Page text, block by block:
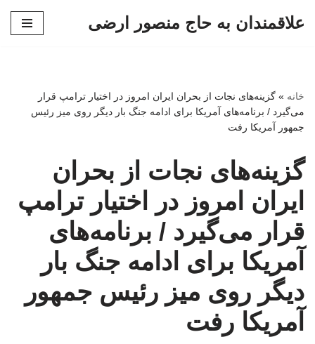
علاقمندان به حاج منصور ارضی
خانه » گزینه‌های نجات از بحران ایران امروز در اختیار ترامپ قرار
می‌گیرد / برنامه‌های آمریکا برای ادامه جنگ بار دیگر روی میز رئیس
جمهور آمریکا رفت
گزینه‌های نجات از بحران
ایران امروز در اختیار ترامپ
قرار می‌گیرد / برنامه‌های
آمریکا برای ادامه جنگ بار
دیگر روی میز رئیس جمهور
آمریکا رفت